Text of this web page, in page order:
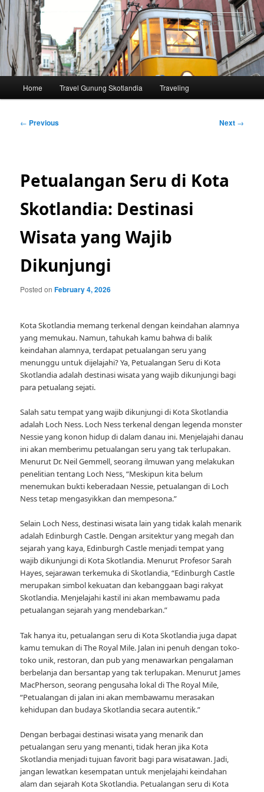
Skip
to
primary
content
Home Travel Gunung Skotlandia Traveling
Post
← Previous Next →
Petualangan Seru di Kota
Skotlandia: Destinasi
Wisata yang Wajib
Dikunjungi
Posted onFebruary 4, 2026
Kota Skotlandia memang terkenal dengan keindahan alamnya
yang memukau. Namun, tahukah kamu bahwa di balik
keindahan alamnya, terdapat petualangan seru yang
menunggu untuk dijelajahi? Ya, Petualangan Seru di Kota
Skotlandia adalah destinasi wisata yang wajib dikunjungi bagi
para petualang sejati.
Salah satu tempat yang wajib dikunjungi di Kota Skotlandia
adalah Loch Ness. Loch Ness terkenal dengan legenda monster
Nessie yang konon hidup di dalam danau ini. Menjelajahi danau
ini akan memberimu petualangan seru yang tak terlupakan.
Menurut Dr. Neil Gemmell, seorang ilmuwan yang melakukan
penelitian tentang Loch Ness, “Meskipun kita belum
menemukan bukti keberadaan Nessie, petualangan di Loch
Ness tetap mengasyikkan dan mempesona.”
Selain Loch Ness, destinasi wisata lain yang tidak kalah menarik
adalah Edinburgh Castle. Dengan arsitektur yang megah dan
sejarah yang kaya, Edinburgh Castle menjadi tempat yang
wajib dikunjungi di Kota Skotlandia. Menurut Profesor Sarah
Hayes, sejarawan terkemuka di Skotlandia, “Edinburgh Castle
merupakan simbol kekuatan dan kebanggaan bagi rakyat
Skotlandia. Menjelajahi kastil ini akan membawamu pada
petualangan sejarah yang mendebarkan.”
Tak hanya itu, petualangan seru di Kota Skotlandia juga dapat
kamu temukan di The Royal Mile. Jalan ini penuh dengan toko-
toko unik, restoran, dan pub yang menawarkan pengalaman
berbelanja dan bersantap yang tak terlupakan. Menurut James
MacPherson, seorang pengusaha lokal di The Royal Mile,
“Petualangan di jalan ini akan membawamu merasakan
kehidupan dan budaya Skotlandia secara autentik.”
Dengan berbagai destinasi wisata yang menarik dan
petualangan seru yang menanti, tidak heran jika Kota
Skotlandia menjadi tujuan favorit bagi para wisatawan. Jadi,
jangan lewatkan kesempatan untuk menjelajahi keindahan
alam dan sejarah Kota Skotlandia. Petualangan seru di Kota